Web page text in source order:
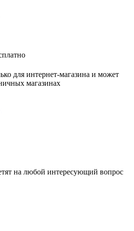
для интернет-магазина и может
магазинах
на любой интересующий вопрос